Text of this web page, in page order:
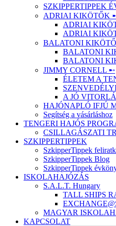
SZKIPPERTIPPEK
ADRIAI KIKÖTŐK
ADRIAI
ADRIAI
BALATONI
BALATONI
BALATONI
JIMMY CORNELL ➸
ÉLETEM A
A JÓ
HAJÓNAPLÓ IFJÚ
Segítség a vásárláshoz
TENGERI HAJÓS
CSILLAGÁSZATI
SZKIPPERTIPPEK
SzkipperTippek
SzkipperTippek Blog
SzkipperTippek
ISKOLAHAJÓZÁS
S.A.L.T. Hungary
TALL SHIPS
MAGYAR
KAPCSOLAT